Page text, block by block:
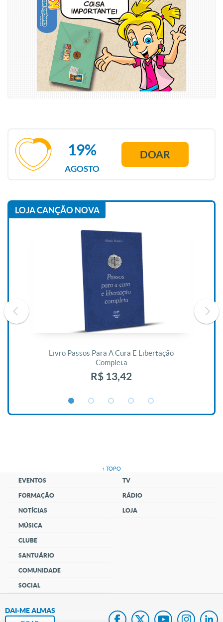
AGOSTO
19% DOAR
LOJA CANÇÃO NOVA
Livro Passos Para A Cura E Libertação
Completa
R$ 13,42
↑ TOPO
EVENTOS
FORMAÇÃO
NOTÍCIAS
MÚSICA
CLUBE
SANTUÁRIO
COMUNIDADE
SOCIAL
TV
RÁDIO
LOJA
DAI-ME ALMAS